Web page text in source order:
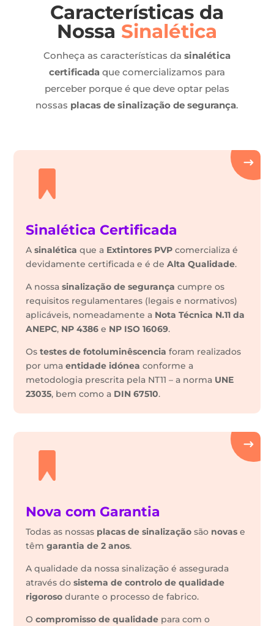
Características da
Nossa Sinalética
Conheça as características da sinalética
certificadaque comercializamos para
perceber porque é que deve optar pelas
nossas placas de sinalização de segurança.
Sinalética Certificada
Asinalética que a Extintores PVP comercializa é
devidamente certificada e é deAlta Qualidade.
A nossasinalização de segurança cumpre os
requisitos regulamentares (legais e normativos)
aplicáveis, nomeadamente a Nota Técnica N.11 da
ANEPC, NP 4386 e NP ISO 16069.
Ostestes de fotoluminêscencia foram realizados
por umaentidade idónea conforme a
metodologia prescrita pela NT11 – a norma UNE
23035, bem como a DIN 67510.
Nova com Garantia
Todas as nossas placas de sinalização são novas e
têmgarantia de 2 anos.
A qualidade da nossa sinalização é assegurada
através dosistema de controlo de qualidade
rigoroso durante o processo de fabrico.
Ocompromisso de qualidade para com o